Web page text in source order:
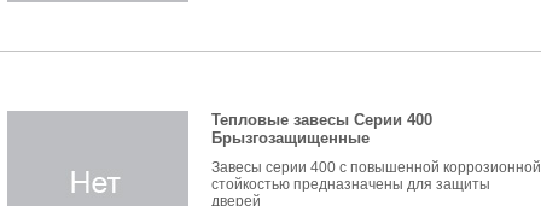
Тепловые завесы Серии 400
Брызгозащищенные
Завесы серии 400 с повышенной коррозионной
стойкостью предназначены для защиты
дверей